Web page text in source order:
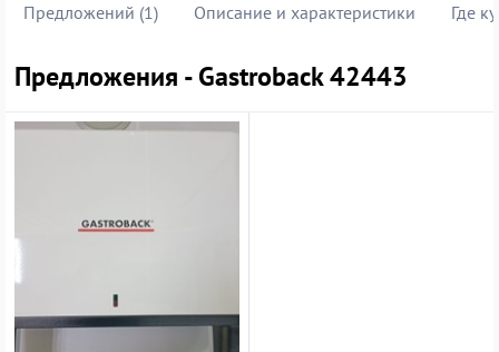
Предложений (1) Описание и характеристики Где
Предложения - Gastroback 42443